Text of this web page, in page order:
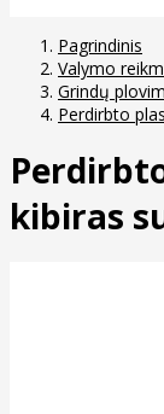
Pagrindinis
Valymo
Grindų
Perdirbto
kibiras